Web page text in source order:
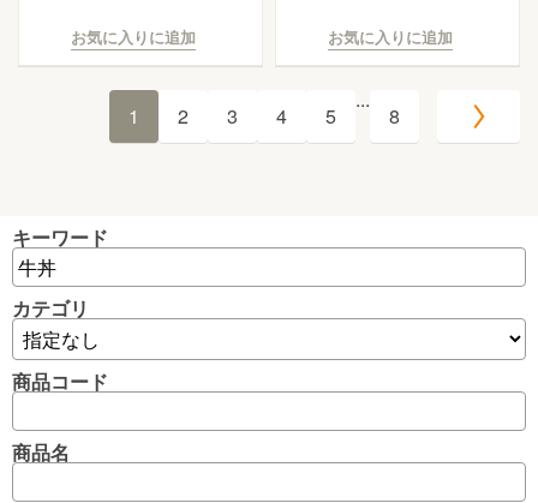
お気に入りに追加 お気に入りに追加
1 2 3 4 5
...
8
キーワード
カテゴリ
商品コード
商品名